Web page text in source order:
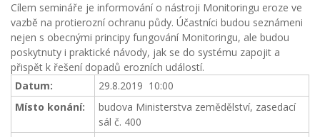
Cílem semináře je informování o nástroji Monitoringu eroze ve
vazbě na protierozní ochranu půdy. Účastníci budou seznámeni
nejen s obecnými principy fungování Monitoringu, ale budou
poskytnuty i praktické návody, jak se do systému zapojit a
přispět k řešení dopadů erozních událostí.
Datum:
29.8.2019 10:00
Místo konání:
budova Ministerstva zemědělství, zasedací
sál č. 400